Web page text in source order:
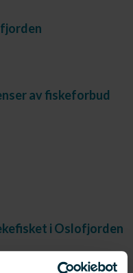
av fiskeforbud
i Oslofjorden